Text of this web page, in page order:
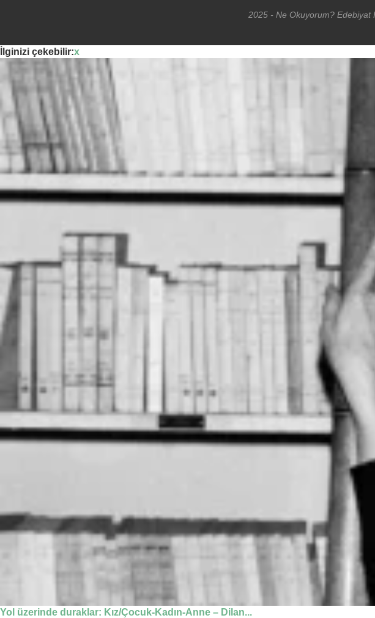
2025 - Ne Okuyorum? Edebiyat
İlginizi çekebilir:x
Yol üzerinde duraklar: Kız/Çocuk-Kadın-Anne – Dilan...